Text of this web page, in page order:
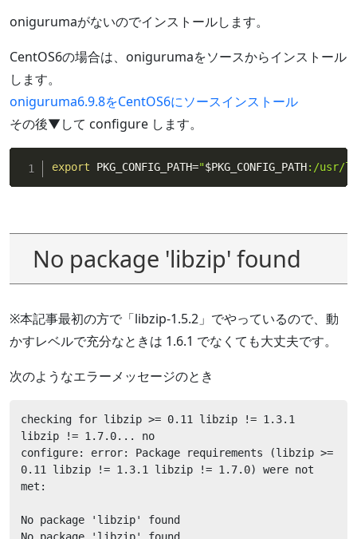
onigurumaがないのでインストールします。
CentOS6の場合は、onigurumaをソースからインストール
します。
oniguruma6.9.8をCentOS6にソースインストール
その後▼して configure します。
export PKG_CONFIG_PATH="$PKG_CONFIG_PATH:/usr/
No package 'libzip' found
※本記事最初の方で「libzip-1.5.2」でやっているので、動
かすレベルで充分なときは 1.6.1 でなくても大丈夫です。
次のようなエラーメッセージのとき
checking for libzip >= 0.11 libzip != 1.3.1
libzip != 1.7.0... no
configure: error: Package requirements (libzip >=
0.11 libzip != 1.3.1 libzip != 1.7.0) were not
met:
No package 'libzip' found